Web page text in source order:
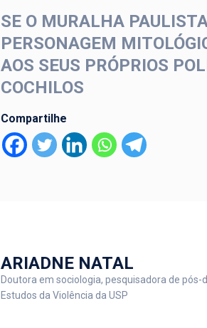
SE O MURALHA
PERSONAGEM
AOS SEUS PRÓPRIOS
COCHILOS
Compartilhe
ARIADNE NATAL
Doutora em sociologia, pesquisadora de
Estudos da Violência da USP